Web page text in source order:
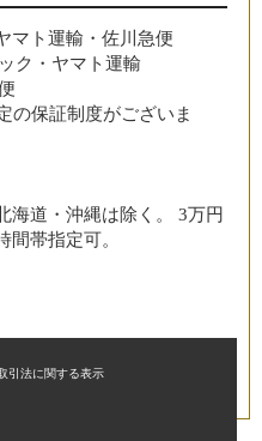
マト運輸・佐川急便
ク・ヤマト運輸
の保証制度がございま
道・沖縄は除く。 3万円
間帯指定可。
引法に関する表示